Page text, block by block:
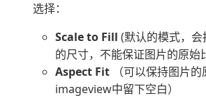
选择：
Scale to Fill (默认的模式，
的尺寸，不能保证图片的原始
Aspect Fit （可以保持图片
imageview中留下空白）